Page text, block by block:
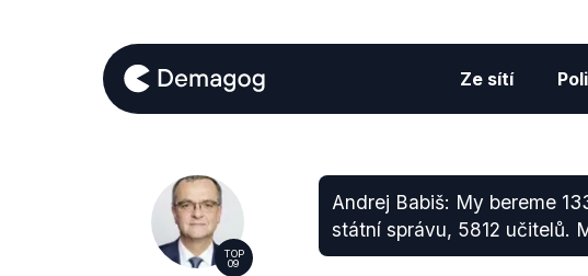
Ze sítí
TOP
09
Andrej Babiš: My bereme
státní správu, 5812 učitelů.